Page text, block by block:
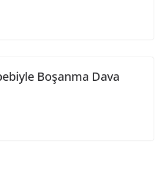
Boşanma Dava